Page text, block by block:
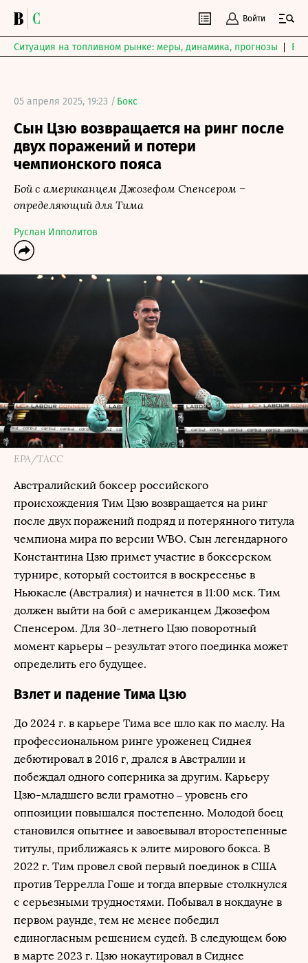
Войти
Ситуация на топливном рынке: меры, динамика, прогнозы
05 апреля 2025, 19:23 / Бокс
Сын Цзю возвращается на ринг после
двух поражений и потери
чемпионского пояса
Бой с американцем Джозефом Спенсером –
определяющий для Тима
Руслан Ипполитов
EPA/ТАСС
Австралийский боксер российского
происхождения Тим Цзю возвращается на ринг
после двух поражений подряд и потерянного титула
чемпиона мира по версии WBO. Сын легендарного
Константина Цзю примет участие в боксерском
турнире, который состоится в воскресенье в
Ньюкасле (Австралия) и начнется в 11:00 мск. Тим
должен выйти на бой с американцем Джозефом
Спенсером. Для 30-летнего Цзю поворотный
момент карьеры – результат этого поединка может
определить его будущее.
Взлет и падение Тима Цзю
До 2024 г. в карьере Тима все шло как по маслу. На
профессиональном ринге уроженец Сиднея
дебютировал в 2016 г, дрался в Австралии и
побеждал одного соперника за другим. Карьеру
Цзю-младшего вели грамотно – уровень его
оппозиции повышался постепенно. Молодой боец
становился опытнее и завоевывал второстепенные
титулы, приближаясь к элите мирового бокса. В
2022 г. Тим провел свой первый поединок в США
против Террелла Гоше и тогда впервые столкнулся
с серьезными трудностями. Побывал в нокдауне в
первом раунде, тем не менее победил
единогласным решением судей. В следующем бою
в марте 2023 г. Цзю нокаутировал в Сиднее